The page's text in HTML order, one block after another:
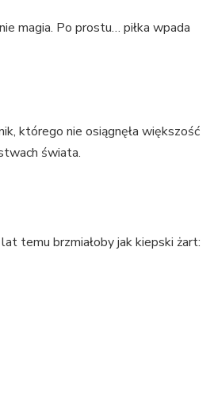
magia. Po prostu… piłka wpada
którego nie osiągnęła większość
świata.
temu brzmiałoby jak kiepski żart: